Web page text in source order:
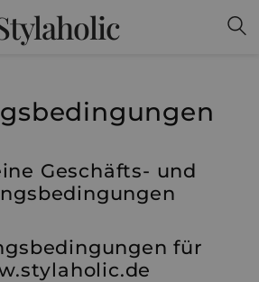
Geschäfts- und
für